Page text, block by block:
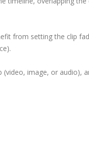
from setting the clip
(video, image, or audio),